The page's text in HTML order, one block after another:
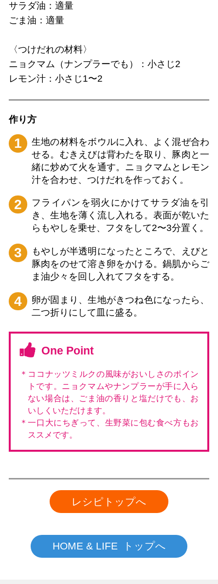
サラダ油：適量
ごま油：適量
〈つけだれの材料〉
ニョクマム（ナンプラーでも）：小さじ2
レモン汁：小さじ1〜2
作り⽅
1
生地の材料をボウルに入れ、よく混ぜ合わ
せる。むきえびは背わたを取り、豚肉と一
緒に炒めて火を通す。ニョクマムとレモン
汁を合わせ、つけだれを作っておく。
2
フライパンを弱火にかけてサラダ油を引
き、生地を薄く流し入れる。表面が乾いた
らもやしを乗せ、フタをして2〜3分置く。
3
もやしが半透明になったところで、えびと
豚肉をのせて溶き卵をかける。鍋肌からご
ま油少々を回し入れてフタをする。
4
卵が固まり、生地がきつね色になったら、
二つ折りにして皿に盛る。
One Point
＊ココナッツミルクの風味がおいしさのポイン
トです。ニョクマムやナンプラーが手に入ら
ない場合は、ごま油の香りと塩だけでも、お
いしくいただけます。
＊一口大にちぎって、生野菜に包む食べ方もお
ススメです。
レシピトップへ
HOME & LIFE トップへ